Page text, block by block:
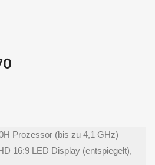
Prozessor (bis zu 4,1 GHz)
16:9 LED Display (entspiegelt),